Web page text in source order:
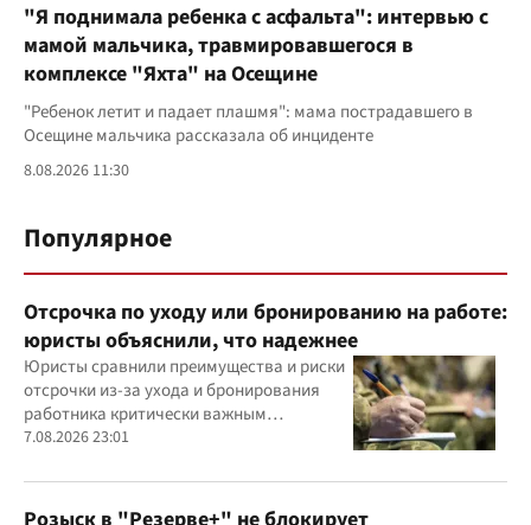
"Я поднимала ребенка с асфальта": интервью с
мамой мальчика, травмировавшегося в
комплексе "Яхта" на Осещине
"Ребенок летит и падает плашмя": мама пострадавшего в
Осещине мальчика рассказала об инциденте
8.08.2026 11:30
Популярное
Отсрочка по уходу или бронированию на работе:
юристы объяснили, что надежнее
Юристы сравнили преимущества и риски
отсрочки из-за ухода и бронирования
работника критически важным
предприятием
7.08.2026 23:01